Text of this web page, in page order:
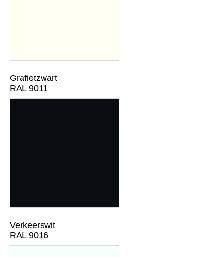
Grafietzwart
RAL 9011
Verkeerswit
RAL 9016